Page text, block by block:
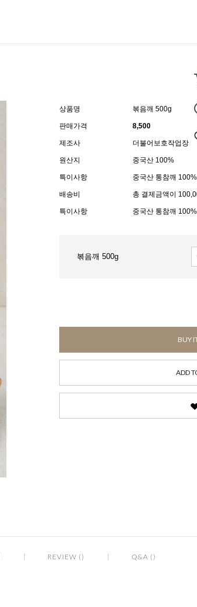
상품명 볶음깨 500g
판매가격 8,500
제조사 더불어보호작업장
원산지 중국산 100%
특이사항 중국산 통참깨 100%
배송비 총 결제금액이
특이사항 중국산 통참깨 100%
볶음깨 500g
BUY
ADD
REVIEW () Q&A ()